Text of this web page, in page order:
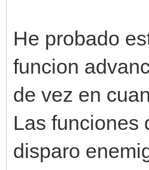
He probado
funcion
de vez en
Las funciones
disparo